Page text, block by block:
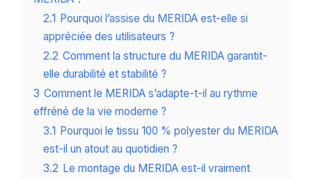
2.1 Pourquoi l’assise du MERIDA est-elle si
appréciée des utilisateurs ?
2.2 Comment la structure du MERIDA garantit-
elle durabilité et stabilité ?
3 Comment le MERIDA s’adapte-t-il au rythme
effréné de la vie moderne ?
3.1 Pourquoi le tissu 100 % polyester du MERIDA
est-il un atout au quotidien ?
3.2 Le montage du MERIDA est-il vraiment